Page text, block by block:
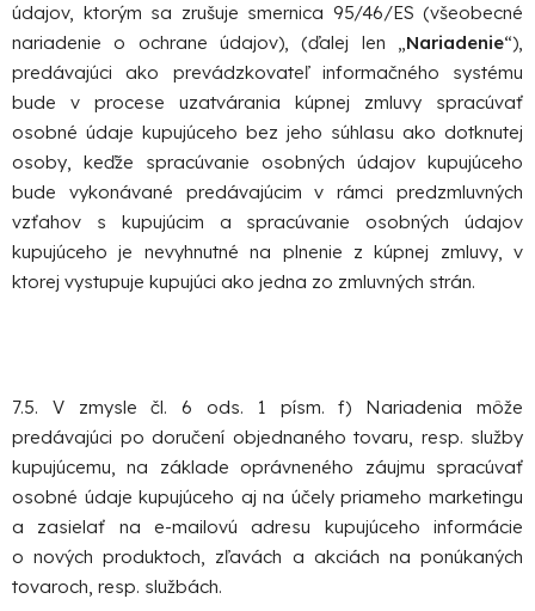
údajov, ktorým sa zrušuje smernica 95/46/ES (všeobecné
nariadenie o ochrane údajov), (ďalej len „Nariadenie“),
predávajúci ako prevádzkovateľ informačného systému
bude v procese uzatvárania kúpnej zmluvy spracúvať
osobné údaje kupujúceho bez jeho súhlasu ako dotknutej
osoby, keďže spracúvanie osobných údajov kupujúceho
bude vykonávané predávajúcim v rámci predzmluvných
vzťahov s kupujúcim a spracúvanie osobných údajov
kupujúceho je nevyhnutné na plnenie z kúpnej zmluvy, v
ktorej vystupuje kupujúci ako jedna zo zmluvných strán.
7.5. V zmysle čl. 6 ods. 1 písm. f) Nariadenia môže
predávajúci po doručení objednaného tovaru, resp. služby
kupujúcemu, na základe oprávneného záujmu spracúvať
osobné údaje kupujúceho aj na účely priameho marketingu
a zasielať na e-mailovú adresu kupujúceho informácie
o nových produktoch, zľavách a akciách na ponúkaných
tovaroch, resp. službách.